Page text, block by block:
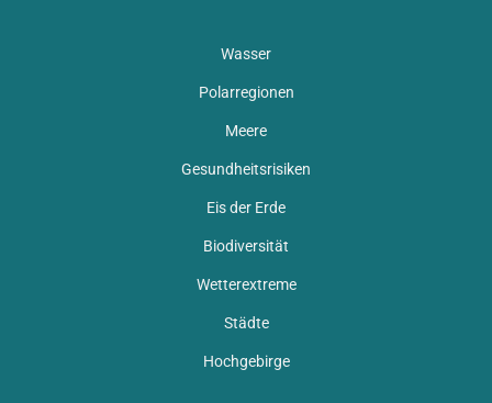
Wasser
Polarregionen
Meere
Gesundheitsrisiken
Eis der Erde
Biodiversität
Wetterextreme
Städte
Hochgebirge